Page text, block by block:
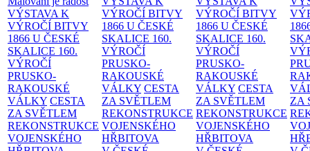
VÝSTAVA K
VÝROČÍ BITVY
1866 U ČESKÉ
SKALICE 160.
VÝROČÍ
PRUSKO-
RAKOUSKÉ
VÁLKY CESTA
ZA SVĚTLEM
REKONSTRUKCE
VOJENSKÉHO
VÝROČÍ BITVY
1866 U ČESKÉ
SKALICE 160.
VÝROČÍ
PRUSKO-
RAKOUSKÉ
VÁLKY CESTA
ZA SVĚTLEM
REKONSTRUKCE
VOJENSKÉHO
HŘBITOVA
VÝROČÍ BITVY
1866 U ČESKÉ
SKALICE 160.
VÝROČÍ
PRUSKO-
RAKOUSKÉ
VÁLKY CESTA
ZA SVĚTLEM
REKONSTRUKCE
VOJENSKÉHO
HŘBITOVA
ZA